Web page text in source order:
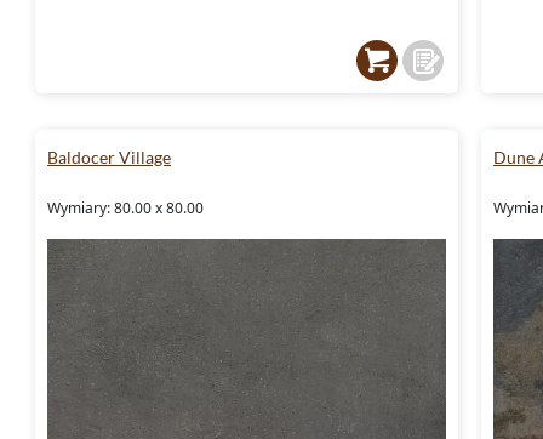
Baldocer Village
Wymiary: 80.00 x 80.00
Dune